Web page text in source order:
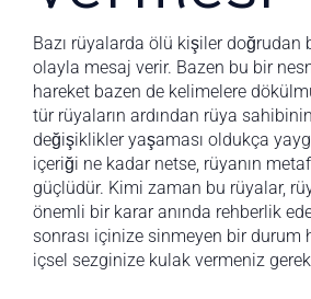
Bazı rüyalarda ölü kişiler doğrudan
olayla mesaj verir. Bazen bu bir
hareket bazen de kelimelere
tür rüyaların ardından rüya
değişiklikler yaşaması oldukça
içeriği ne kadar netse, rüyanın
güçlüdür. Kimi zaman bu rüyalar,
önemli bir karar anında rehberlik
sonrası içinize sinmeyen bir durum
içsel sezginize kulak vermeniz